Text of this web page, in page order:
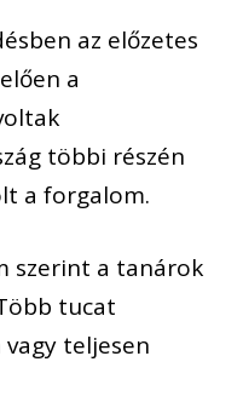
az előzetes
a
többi részén
a forgalom.
szerint a tanárok
tucat
teljesen